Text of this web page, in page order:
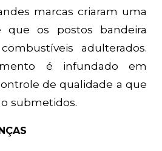
marcas criaram uma
que os postos bandeira
adulterados.
é infundado em
de qualidade a que
submetidos.